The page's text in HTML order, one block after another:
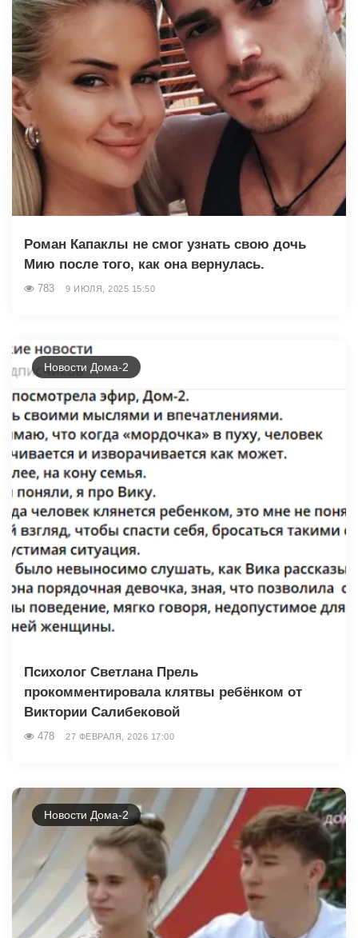
Роман Капаклы не смог узнать свою дочь
Мию после того, как она вернулась.
783 9 ИЮЛЯ, 2025 15:50
Новости Дома-2
Психолог Светлана Прель
прокомментировала клятвы ребёнком от
Виктории Салибековой
478 27 ФЕВРАЛЯ, 2026 17:00
Новости Дома-2